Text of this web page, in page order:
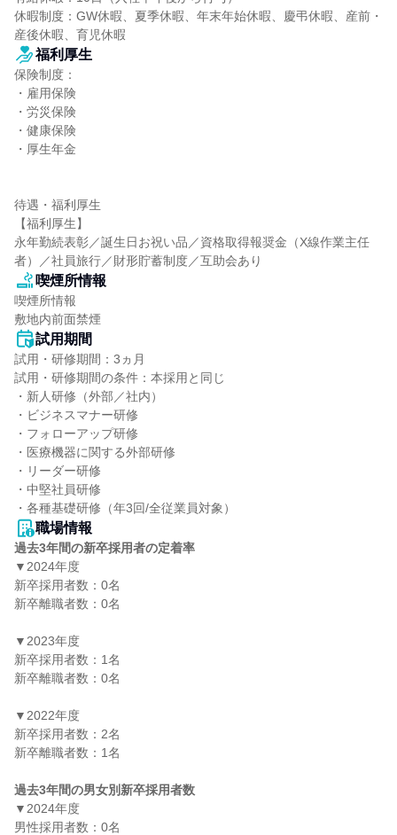
休暇制度：GW休暇、夏季休暇、年末年始休暇、慶弔休暇、産前・
産後休暇、育児休暇
福利厚生
保険制度：
・雇用保険
・労災保険
・健康保険
・厚生年金
待遇・福利厚生
【福利厚生】
永年勤続表彰／誕生日お祝い品／資格取得報奨金（X線作業主任
者）／社員旅行／財形貯蓄制度／互助会あり
喫煙所情報
喫煙所情報
敷地内前面禁煙
試用期間
試用・研修期間：3ヵ月
試用・研修期間の条件：本採用と同じ
・新人研修（外部／社内）
・ビジネスマナー研修
・フォローアップ研修
・医療機器に関する外部研修
・リーダー研修
・中堅社員研修
職場情報
過去3年間の新卒採用者の定着率
▼2024年度
新卒採用者数：0名
新卒離職者数：0名
▼2023年度
新卒採用者数：1名
新卒離職者数：0名
▼2022年度
新卒採用者数：2名
新卒離職者数：1名
過去3年間の男女別新卒採用者数
▼2024年度
男性採用者数：0名